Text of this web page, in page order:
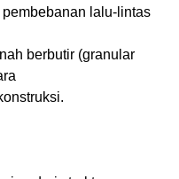
lalu-lintas
berbutir (granular